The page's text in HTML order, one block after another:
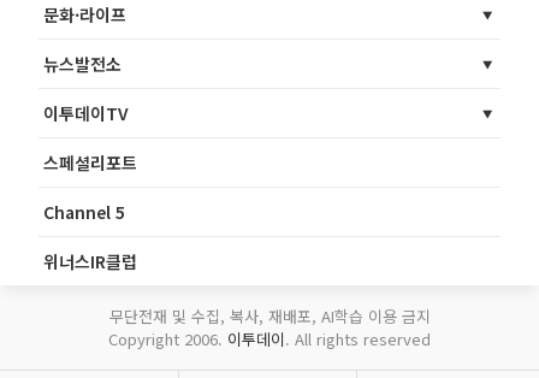
문화·라이프
뉴스발전소
이투데이TV
스페셜리포트
Channel 5
위너스IR클럽
무단전재 및 수집, 복사, 재배포, AI학습 이용 금지
Copyright 2006. 이투데이. All rights reserved